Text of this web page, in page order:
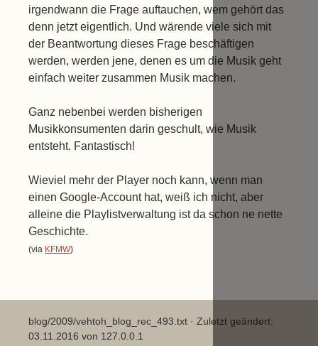
irgendwann die Frage auftauchen, wem gehört das
denn jetzt eigentlich. Und wärende viele sich mit
der Beantwortung dieses Frage beschäftigen
werden, werden jene, denen es um die Musik geht
einfach weiter zusammen Musik machen.
Ganz nebenbei werden bisherigen
Musikkonsumenten darin geschult, wie Musik
entsteht. Fantastisch!
Wieviel mehr der Player noch kann, wenn man
einen Google-Account hat, weiß ich nicht, aber
alleine die Playlistverwaltung ist da schon ne nette
Geschichte.
(via KFMW)
blog/2009/vehtoh_blog_rec_493.txt · Zuletzt geändert:
03.11.2016 von 127.0.0.1